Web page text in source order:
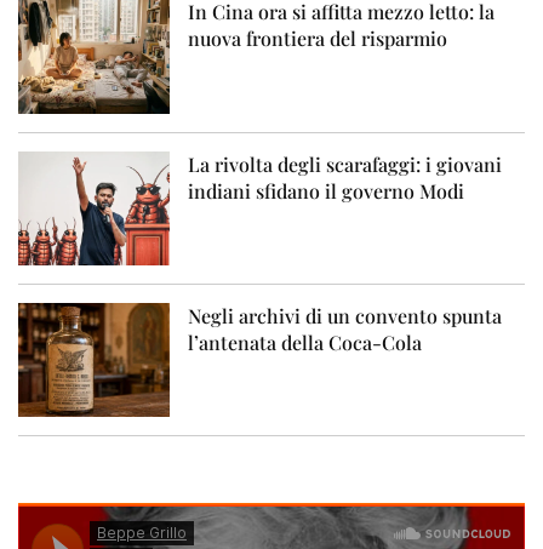
In Cina ora si affitta mezzo letto: la
nuova frontiera del risparmio
La rivolta degli scarafaggi: i giovani
indiani sfidano il governo Modi
Negli archivi di un convento spunta
l’antenata della Coca-Cola